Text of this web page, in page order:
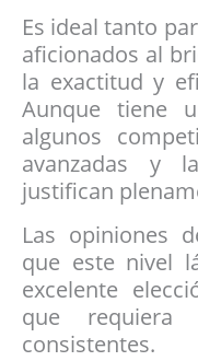
Es ideal tanto
aficionados al
la exactitud y
Aunque tiene
algunos
avanzadas y
justifican
Las opiniones
que este nivel
excelente
que requiera
consistentes.